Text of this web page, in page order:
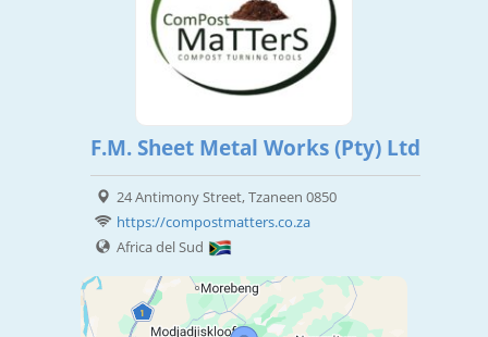
F.M. Sheet Metal Works (Pty) Ltd
24 Antimony Street, Tzaneen 0850
https://compostmatters.co.za
Africa del Sud